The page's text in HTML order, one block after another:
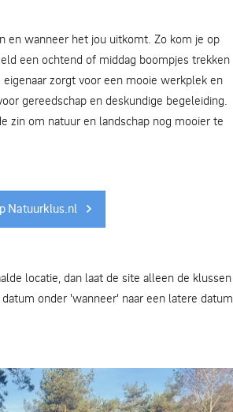
wanneer het jou uitkomt. Zo kom je op
een ochtend of middag boompjes trekken
zorgt voor een mooie werkplek en
gereedschap en deskundige begeleiding.
zin om natuur en landschap nog mooier te
Natuurklus.nl
locatie, dan laat de site alleen de klussen
onder 'wanneer' naar een latere datum